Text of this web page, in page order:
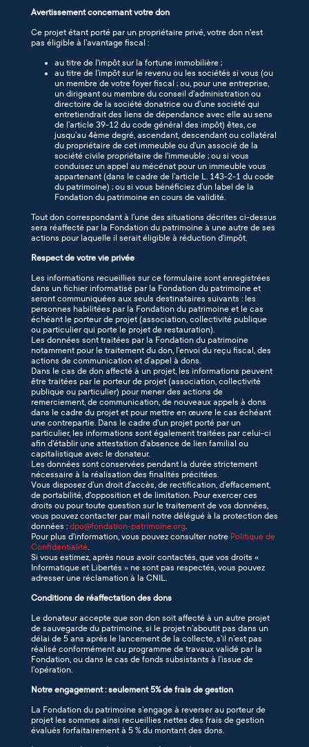
Avertissement concernant votre don
Ce projet étant porté par un propriétaire privé, votre don n'est
pas éligible à l’avantage fiscal :
au titre de l'impôt sur la fortune immobilière ;
au titre de l’impôt sur le revenu ou les sociétés si vous (ou
un membre de votre foyer fiscal ; ou, pour une entreprise,
un dirigeant ou membre du conseil d’administration ou
directoire de la société donatrice ou d’une société qui
entretiendrait des liens de dépendance avec elle au sens
de l’article 39-12 du code général des impôt) êtes, ce
jusqu’au 4ème degré, ascendant, descendant ou collatéral
du propriétaire de cet immeuble ou d’un associé de la
société civile propriétaire de l'immeuble ; ou si vous
conduisez un appel au mécénat pour un immeuble vous
appartenant (dans le cadre de l’article L. 143-2-1 du code
du patrimoine) ; ou si vous bénéficiez d’un label de la
Fondation du patrimoine en cours de validité.
Tout don correspondant à l’une des situations décrites ci-dessus
sera réaffecté par la Fondation du patrimoine à une autre de ses
actions pour laquelle il serait éligible à réduction d’impôt.
Respect de votre vie privée
Les informations recueillies sur ce formulaire sont enregistrées
dans un fichier informatisé par la Fondation du patrimoine et
seront communiquées aux seuls destinataires suivants : les
personnes habilitées par la Fondation du patrimoine et le cas
échéant le porteur de projet (association, collectivité publique
ou particulier qui porte le projet de restauration).
Les données sont traitées par la Fondation du patrimoine
notamment pour le traitement du don, l’envoi du reçu fiscal, des
actions de communication et d’appel à dons.
Dans le cas de don affecté à un projet, les informations peuvent
être traitées par le porteur de projet (association, collectivité
publique ou particulier) pour mener des actions de
remerciement, de communication, de nouveaux appels à dons
dans le cadre du projet et pour mettre en œuvre le cas échéant
une contrepartie. Dans le cadre d'un projet porté par un
particulier, les informations sont également traitées par celui-ci
afin d'établir une attestation d'absence de lien familial ou
capitalistique avec le donateur.
Les données sont conservées pendant la durée strictement
nécessaire à la réalisation des finalités précitées.
Vous disposez d’un droit d’accès, de rectification, d’effacement,
de portabilité, d'opposition et de limitation. Pour exercer ces
droits ou pour toute question sur le traitement de vos données,
vous pouvez contacter par mail notre délégué à la protection des
données : dpo@fondation-patrimoine.org.
Pour plus d’information, vous pouvez consulter notre Politique de
Confidentialité.
Si vous estimez, après nous avoir contactés, que vos droits «
Informatique et Libertés » ne sont pas respectés, vous pouvez
adresser une réclamation à la CNIL.
Conditions de réaffectation des dons
Le donateur accepte que son don soit affecté à un autre projet
de sauvegarde du patrimoine, si le projet n’aboutit pas dans un
délai de 5 ans après le lancement de la collecte, s’il n’est pas
réalisé conformément au programme de travaux validé par la
Fondation, ou dans le cas de fonds subsistants à l’issue de
l’opération.
Notre engagement : seulement 5% de frais de gestion
La Fondation du patrimoine s’engage à reverser au porteur de
projet les sommes ainsi recueillies nettes des frais de gestion
évalués forfaitairement à 5 % du montant des dons.